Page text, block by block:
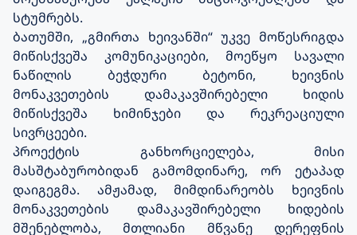
სტუმრებს.
ბათუმში, „გმირთა ხეივანში“ უკვე მოწესრიგდა
მიწისქვეშა კომუნიკაციები, მოეწყო სავალი
ნაწილის ბეჭდური ბეტონი, ხეივნის
მონაკვეთების დამაკავშირებელი ხიდის
მიწისქვეშა ხიმინჯები და რეკრეაციული
სივრცეები.
პროექტის განხორციელება, მისი
მასშტაბურობიდან გამომდინარე, ორ ეტაპად
დაიგეგმა. ამჟამად, მიმდინარეობს ხეივნის
მონაკვეთების დამაკავშირებელი ხიდების
მშენებლობა, მთლიანი მწვანე დერეფნის